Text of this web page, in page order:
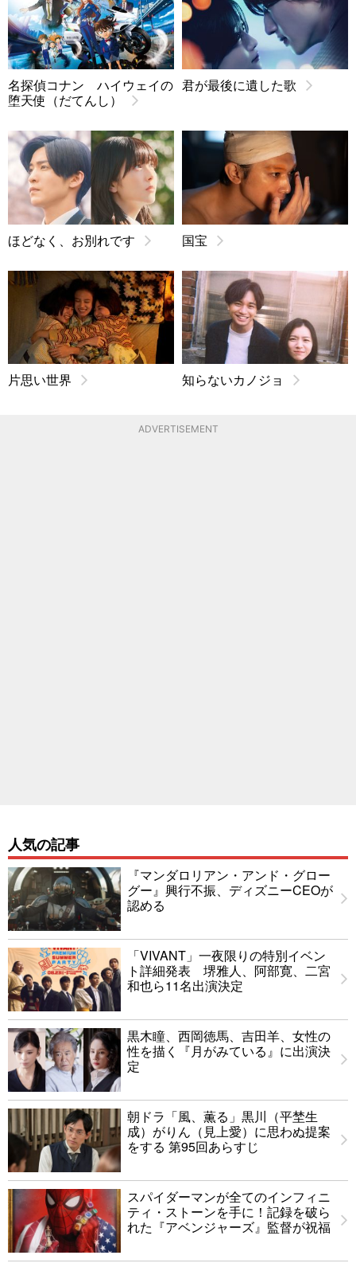
名探偵コナン ハイウェイの
堕天使（だてんし）
君が最後に遺した歌
ほどなく、お別れです 国宝
片思い世界 知らないカノジョ
ADVERTISEMENT
人気の記事
『マンダロリアン・アンド・グロー
グー』興行不振、ディズニーCEOが
認める
「VIVANT」一夜限りの特別イベン
ト詳細発表 堺雅人、阿部寛、二宮
和也ら11名出演決定
黒木瞳、西岡徳馬、吉田羊、女性の
性を描く『月がみている』に出演決
定
朝ドラ「風、薫る」黒川（平埜生
成）がりん（見上愛）に思わぬ提案
をする 第95回あらすじ
スパイダーマンが全てのインフィニ
ティ・ストーンを手に！記録を破ら
れた『アベンジャーズ』監督が祝福